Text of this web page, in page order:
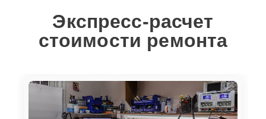
Экспресс-расчет
стоимости ремонта